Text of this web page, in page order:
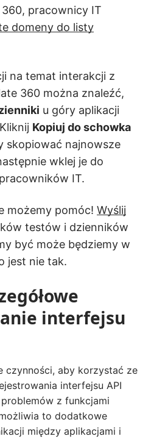
360, pracownicy IT
domeny do listy
na temat interakcji z
360 można znaleźć,
u góry aplikacji
Kopiuj do schowka
skopiować najnowsze
wklej je do
IT.
możemy pomóc! Wyślij
testów i dzienników
być może będziemy w
jest nie tak.
interfejsu
czynności, aby korzystać ze
interfejsu API
z funkcjami
to dodatkowe
między aplikacjami i